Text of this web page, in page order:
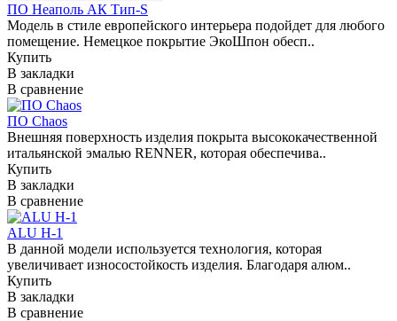
ПО Неаполь АК Тип-S
Модель в стиле европейского интерьера подойдет для любого
помещение. Немецкое покрытие ЭкоШпон обесп..
Купить
В закладки
В сравнение
ПО Chaos
Внешняя поверхность изделия покрыта высококачественной
итальянской эмалью RENNER, которая обеспечива..
Купить
В закладки
В сравнение
ALU H-1
В данной модели используется технология, которая
увеличивает износостойкость изделия. Благодаря алюм..
Купить
В закладки
В сравнение